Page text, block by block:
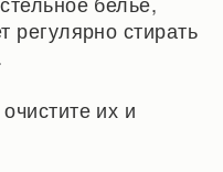
регулярно стирать
их и